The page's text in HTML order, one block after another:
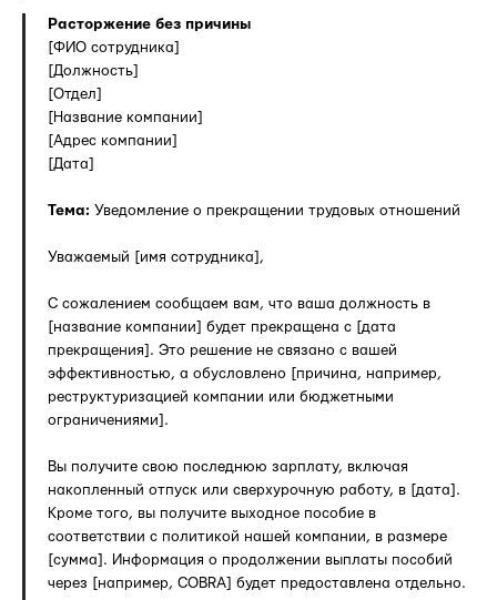
Расторжение без причины
[ФИО сотрудника]
[Должность]
[Отдел]
[Название компании]
[Адрес компании]
[Дата]
Тема: Уведомление о прекращении трудовых отношений
Уважаемый [имя сотрудника],
С сожалением сообщаем вам, что ваша должность в
[название компании] будет прекращена с [дата
прекращения]. Это решение не связано с вашей
эффективностью, а обусловлено [причина, например,
реструктуризацией компании или бюджетными
ограничениями].
Вы получите свою последнюю зарплату, включая
накопленный отпуск или сверхурочную работу, в [дата].
Кроме того, вы получите выходное пособие в
соответствии с политикой нашей компании, в размере
[сумма]. Информация о продолжении выплаты пособий
через [например, COBRA] будет предоставлена отдельно.